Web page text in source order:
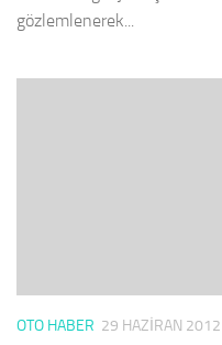
gözlemlenerek...
OTO HABER 29 HAZIRAN 2012